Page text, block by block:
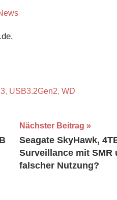
, USB3.2Gen2, WD
Nächster Beitrag
Seagate SkyHawk,
Surveillance mit SMR
falscher Nutzung?